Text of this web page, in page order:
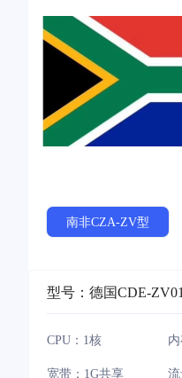
南非CZA-ZV型
型号：德国CDE-ZV01
CPU：1核
宽带：1G共享